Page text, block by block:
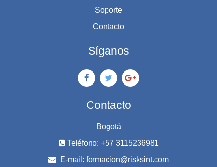
Soporte
Contacto
Síganos
Contacto
Bogotá
Teléfono: +57 3115236981
E-mail: formacion@risksint.com